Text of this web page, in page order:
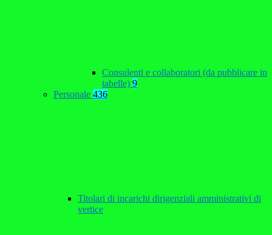
Consulenti e collaboratori (da pubblicare in
tabelle) 9
Personale 436
Titolari di incarichi dirigenziali amministrativi di
vertice